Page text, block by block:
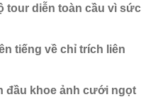
tour diễn toàn cầu vì sức
tiếng về chỉ trích liên
đầu khoe ảnh cưới ngọt